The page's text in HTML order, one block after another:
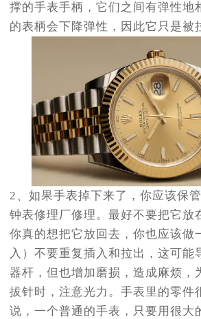
撑的手表手柄，它们之间有弹性地
的表柄会下降弹性，因此它只是被
2、如果手表掉下来了，你应该保
钟表修理厂修理。最好不要把它放
你真的想把它放回去，你也应该做
入）不要重复插入和拉出，这可能
器杆，但也增加磨损，造成麻烦，
拔针时，注意光力。手表里的零件
说，一个普通的手表，只要用很大